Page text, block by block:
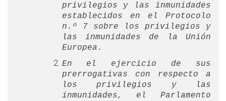
privilegios y las inmunidades
establecidos en el Protocolo
n.º 7 sobre los privilegios y
las inmunidades de la Unión
Europea.
En el ejercicio de sus
prerrogativas con respecto a
los privilegios y las
inmunidades, el Parlamento